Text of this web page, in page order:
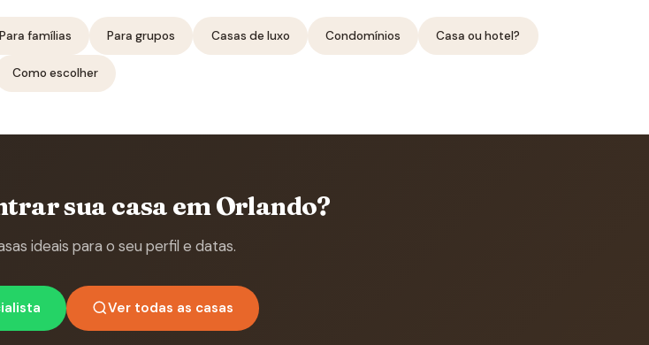
Para famílias Para grupos Casas de luxo Condomínios Casa ou hotel?
Como escolher
sua casa em Orlando?
ideais para o seu perfil e datas.
Ver todas as casas